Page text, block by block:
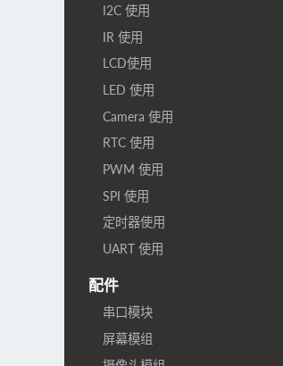
I2C 使用
IR 使用
LCD使用
LED 使用
Camera 使用
RTC 使用
PWM 使用
SPI 使用
定时器使用
UART 使用
配件
串口模块
屏幕模组